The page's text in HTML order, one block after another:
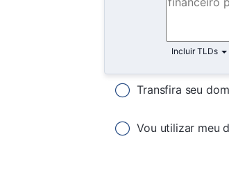
Incluir TLDs
Transfira seu
Vou utilizar meu